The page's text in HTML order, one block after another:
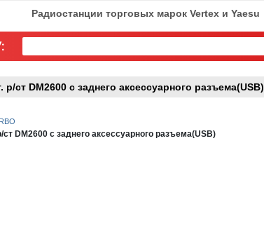
Радиостанции торговых марок Vertex и Yaesu
ст DM2600 с заднего аксессуарного разъема(USB)
DM2600 с заднего аксессуарного разъема(USB)